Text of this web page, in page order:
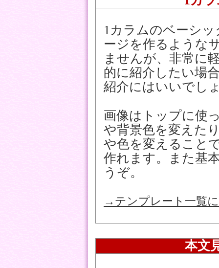
1カラムのベーシ
ージを作るような
ませんが、非常に
的に紹介したい場
紹介にはいいでし
画像はトップに使
や背景色を変えた
や色を変えること
作れます。また基
うぞ。
→テンプレート一覧
本文